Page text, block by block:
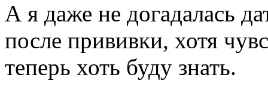
А я даже не догадалась
после прививки, хотя
теперь хоть буду знать.